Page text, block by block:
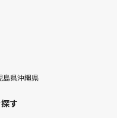
島県沖縄県
す